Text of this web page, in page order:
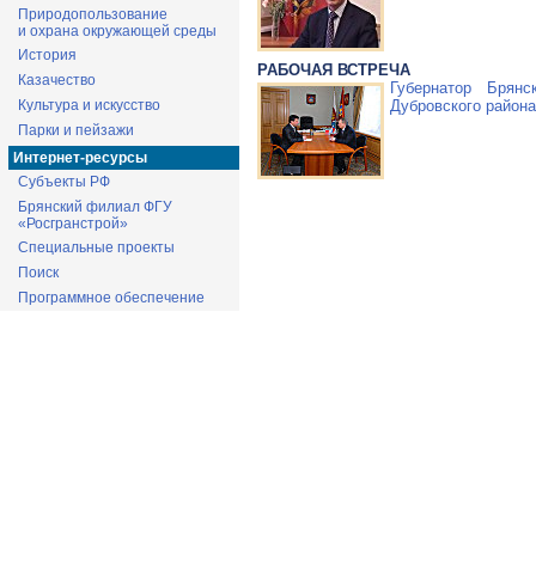
Природопользование
и охрана окружающей среды
История
Казачество
Культура и искусство
Парки и пейзажи
Интернет-ресурсы
Субъекты РФ
Брянский филиал ФГУ
«Росгранстрой»
Специальные проекты
Поиск
Программное обеспечение
РАБОЧАЯ ВСТРЕЧА
Губернатор
Дубровского